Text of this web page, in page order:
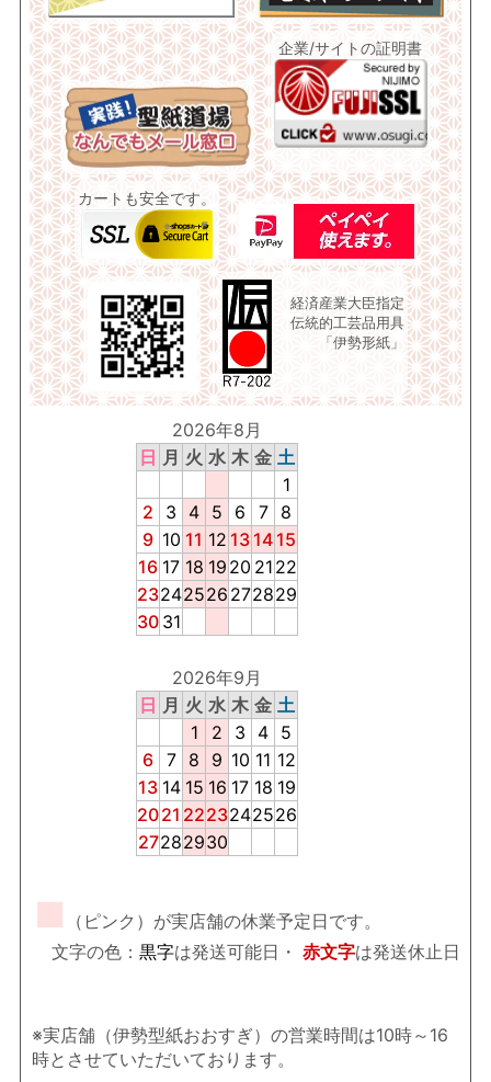
企業/サイトの証明書
カートも安全です。
経済産業大臣指定
伝統的工芸品用具
「伊勢形紙」
2026年8月
日 月 火 水 木 金 土
1
2
3 4 5 6 7
8
9 10 11 12 13 14 15
16 17 18 19 20 21 22
23242526 272829
30 31
2026年9月
日 月 火 水 木 金 土
1
2 3 4 5
6 7 8 9 10 11 12
13 14 15 16 17 18 19
2021 2223242526
27282930
■
（ピンク）が実店舗の休業予定日です。
文字の色： 黒字は発送可能日・ 赤文字は発送休止日
※実店舗（伊勢型紙おおすぎ）の営業時間は10時～16
時とさせていただいております。